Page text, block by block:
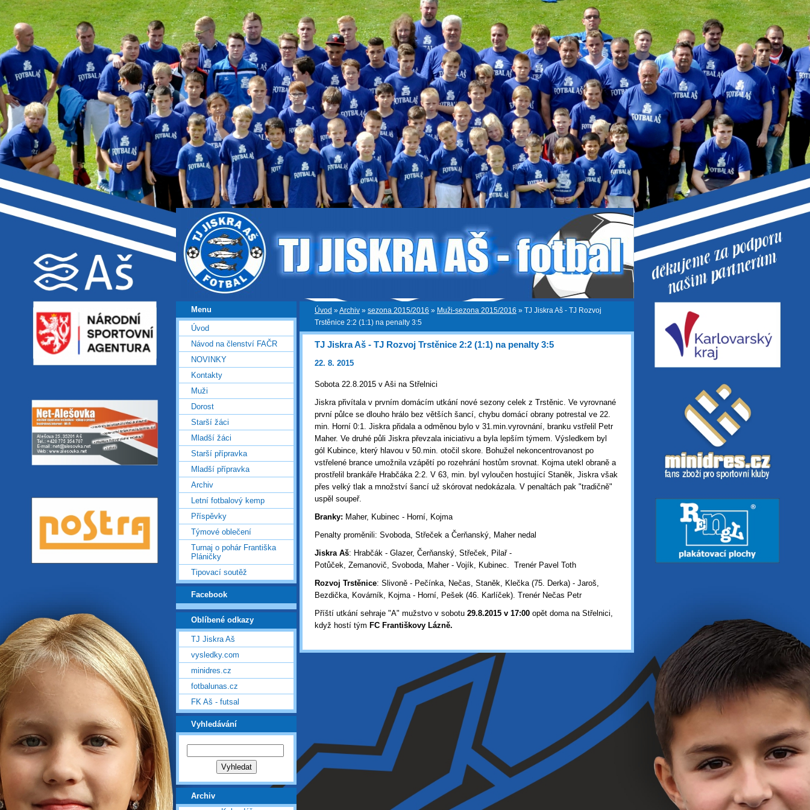
Úvod »Archiv » sezona 2015/2016 » Muži-sezona 2015/2016 » TJ Jiskra Aš - TJ Rozvoj
Trstěnice 2:2 (1:1) na penalty 3:5
TJ Jiskra Aš - TJ Rozvoj Trstěnice 2:2 (1:1) na penalty 3:5
22. 8. 2015
Sobota 22.8.2015 v Aši na Střelnici
Jiskra přivítala v prvním domácím utkání nové sezony celek z Trstěnic. Ve vyrovnané
první půlce se dlouho hrálo bez větších šancí, chybu domácí obrany potrestal ve 22.
min. Horní 0:1. Jiskra přidala a odměnou bylo v 31.min.vyrovnání, branku vstřelil Petr
Maher. Ve druhé půli Jiskra převzala iniciativu a byla lepším týmem. Výsledkem byl
gól Kubince, který hlavou v 50.min. otočil skore. Bohužel nekoncentrovanost po
vstřelené brance umožnila vzápětí po rozehrání hostům srovnat. Kojma utekl obraně a
prostřelil brankáře Hrabčáka 2:2. V 63, min. byl vyloučen hostující Staněk, Jiskra však
přes velký tlak a množství šancí už skórovat nedokázala. V penaltách pak "tradičně"
uspěl soupeř.
Branky: Maher, Kubinec - Horní, Kojma
Penalty proměnili: Svoboda, Střeček a Čerňanský, Maher nedal
Jiskra Aš: Hrabčák - Glazer, Čerňanský, Střeček, Pilař -
Potůček, Zemanovič, Svoboda, Maher - Vojík, Kubinec. Trenér Pavel Toth
Rozvoj Trstěnice: Slivoně - Pečínka, Nečas, Staněk, Klečka (75. Derka) - Jaroš,
Bezdička, Kovárník, Kojma - Horní, Pešek (46. Karlíček). Trenér Nečas Petr
Příští utkání sehraje "A" mužstvo v sobotu 29.8.2015 v 17:00 opět doma na Střelnici,
když hostí tým FC Františkovy Lázně.
Menu
Úvod
Návod na členství FAČR
NOVINKY
Kontakty
Muži
Dorost
Starší žáci
Mladší žáci
Starší přípravka
Mladší přípravka
Archiv
Letní fotbalový kemp
Příspěvky
Týmové oblečení
Turnaj o pohár Františka
Pláničky
Tipovací soutěž
Facebook
Oblíbené odkazy
TJ Jiskra Aš
vysledky.com
minidres.cz
fotbalunas.cz
FK Aš - futsal
Vyhledávání
Archiv